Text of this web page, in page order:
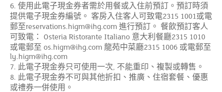
6. 使用此電子現金券者需於用餐或入住前預訂。預訂時須
提供電子現金券編號。 客房入住客人可致電2315 1001或電
郵至reservations.higm@ihg.com 進行預訂。 餐飲預訂客人
可致電：
Osteria Ristorante Italiano 意大利餐廳2315 1010
或電郵至 os.higm@ihg.com 龍苑中菜廳2315 1006 或電郵至
ly.higm@ihg.com
7. 此電子現金券只可使用一次, 不能重印、複製或轉售。
8. 此電子現金券不可與其他折扣、推廣、住宿套餐、優惠
或禮券一併使用。